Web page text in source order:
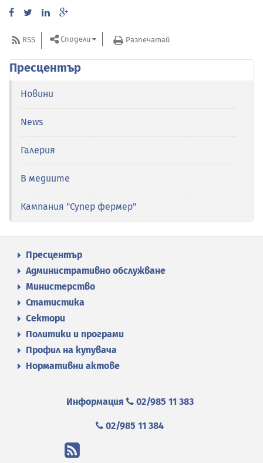
RSS Сподели Разпечатай
Пресцентър
Новини
News
Галерия
В медиите
Кампания "Супер фермер"
Пресцентър
Административно обслужване
Министерство
Статистика
Сектори
Политики и програми
Профил на купувача
Нормативни актове
Информация 02/985 11 383
02/985 11 384